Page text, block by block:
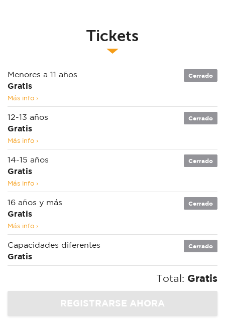
Tickets
Menores a 11 años
Gratis
Más info ›
Cerrado
12-13 años
Gratis
Más info ›
Cerrado
14-15 años
Gratis
Más info ›
Cerrado
16 años y más
Gratis
Más info ›
Cerrado
Capacidades diferentes
Gratis
Cerrado
Total: Gratis